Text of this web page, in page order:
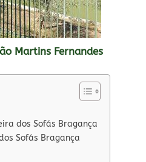
Martins Fernandes
dos Sofás Bragança
Sofás Bragança